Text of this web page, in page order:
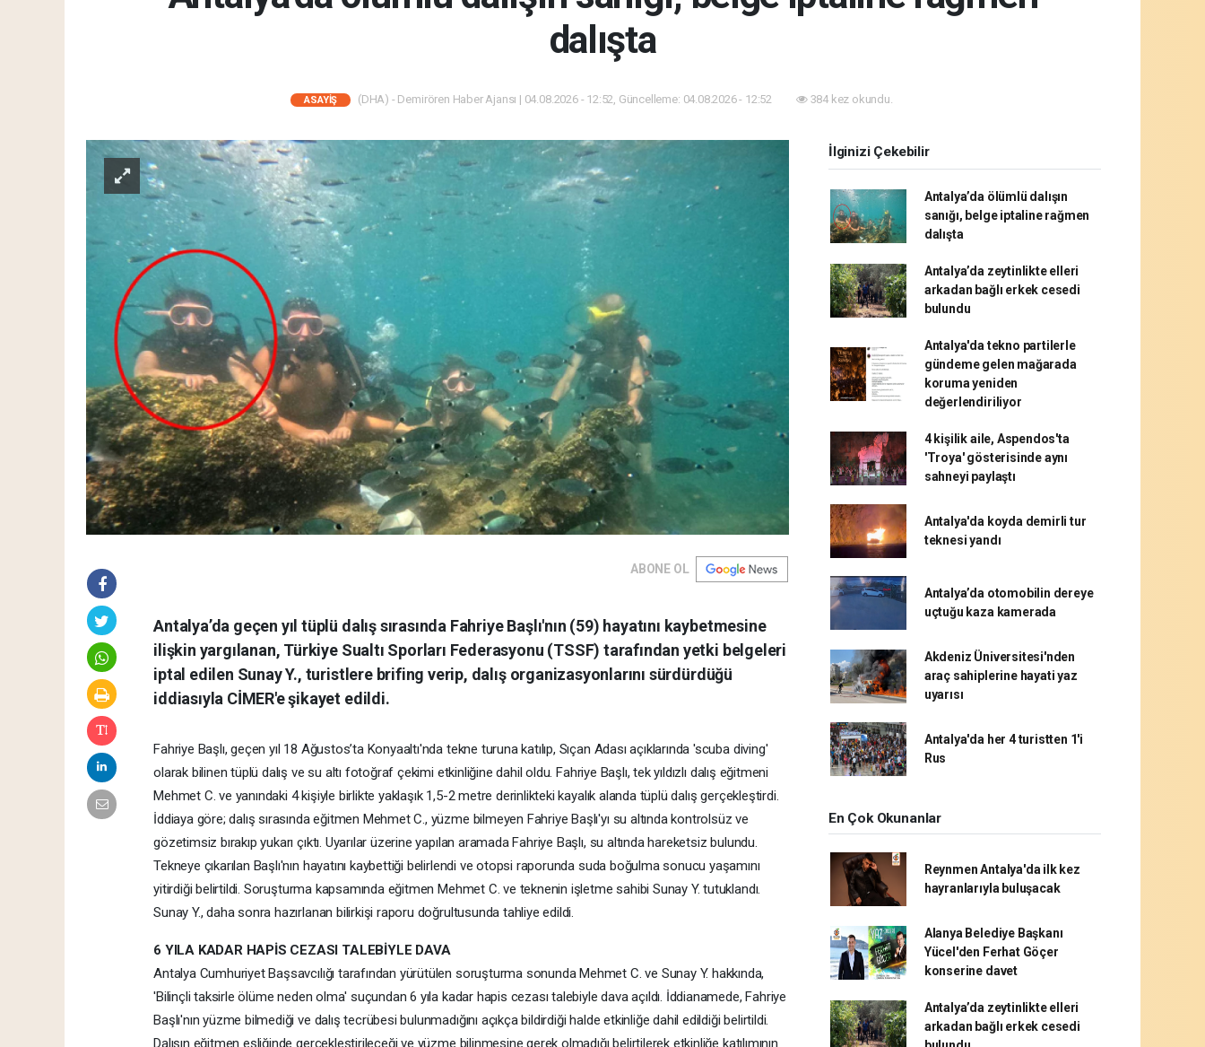
dalışta
ASAYIŞ (DHA) - Demirören Haber Ajansı | 04.08.2026 - 12:52, Güncelleme: 04.08.2026 - 12:52 384 kez okundu.
ABONE OL
Antalya’da geçen yıl tüplü dalış sırasında Fahriye Başlı'nın (59) hayatını kaybetmesine
ilişkin yargılanan, Türkiye Sualtı Sporları Federasyonu (TSSF) tarafından yetki belgeleri
iptal edilen Sunay Y., turistlere brifing verip, dalış organizasyonlarını sürdürdüğü
iddiasıyla CİMER'e şikayet edildi.
Fahriye Başlı, geçen yıl 18 Ağustos’ta Konyaaltı'nda tekne turuna katılıp, Sıçan Adası açıklarında 'scuba diving'
olarak bilinen tüplü dalış ve su altı fotoğraf çekimi etkinliğine dahil oldu. Fahriye Başlı, tek yıldızlı dalış eğitmeni
Mehmet C. ve yanındaki 4 kişiyle birlikte yaklaşık 1,5-2 metre derinlikteki kayalık alanda tüplü dalış gerçekleştirdi.
İddiaya göre; dalış sırasında eğitmen Mehmet C., yüzme bilmeyen Fahriye Başlı'yı su altında kontrolsüz ve
gözetimsiz bırakıp yukarı çıktı. Uyarılar üzerine yapılan aramada Fahriye Başlı, su altında hareketsiz bulundu.
Tekneye çıkarılan Başlı'nın hayatını kaybettiği belirlendi ve otopsi raporunda suda boğulma sonucu yaşamını
yitirdiği belirtildi. Soruşturma kapsamında eğitmen Mehmet C. ve teknenin işletme sahibi Sunay Y. tutuklandı.
Sunay Y., daha sonra hazırlanan bilirkişi raporu doğrultusunda tahliye edildi.
6 YILA KADAR HAPİS CEZASI TALEBİYLE DAVA
Antalya Cumhuriyet Başsavcılığı tarafından yürütülen soruşturma sonunda Mehmet C. ve Sunay Y. hakkında,
'Bilinçli taksirle ölüme neden olma' suçundan 6 yıla kadar hapis cezası talebiyle dava açıldı. İddianamede, Fahriye
Başlı'nın yüzme bilmediği ve dalış tecrübesi bulunmadığını açıkça bildirdiği halde etkinliğe dahil edildiği belirtildi.
İlginizi Çekebilir
Antalya’da ölümlü dalışın
sanığı, belge iptaline rağmen
dalışta
Antalya’da zeytinlikte elleri
arkadan bağlı erkek cesedi
bulundu
Antalya'da tekno partilerle
gündeme gelen mağarada
koruma yeniden
değerlendiriliyor
4 kişilik aile, Aspendos'ta
'Troya' gösterisinde aynı
sahneyi paylaştı
Antalya'da koyda demirli tur
teknesi yandı
Antalya’da otomobilin dereye
uçtuğu kaza kamerada
Akdeniz Üniversitesi'nden
araç sahiplerine hayati yaz
uyarısı
Antalya'da her 4 turistten 1'i
Rus
En Çok Okunanlar
Reynmen Antalya'da ilk kez
hayranlarıyla buluşacak
Alanya Belediye Başkanı
Yücel'den Ferhat Göçer
konserine davet
Antalya’da zeytinlikte elleri
arkadan bağlı erkek cesedi